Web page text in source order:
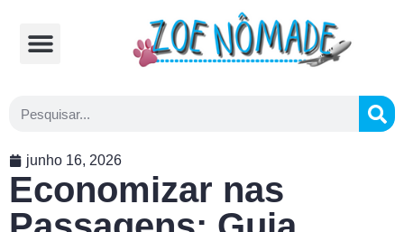
junho 16, 2026
Economizar nas